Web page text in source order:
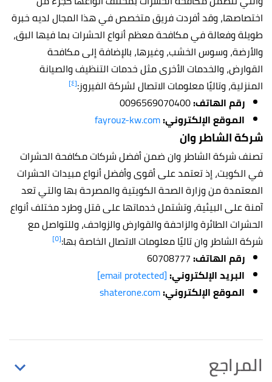
اختصاصها، وقد أفردت فريق متخصص في هذا المجال لديه خبرة
طويلة وفعالة في مكافحة معظم أنواع الحشرات بما فيها البق،
والأرضة، وسوس الخشب، وغيرها، بالإضافة إلى مكافحة
القوارض، والخدمات الأخرى مثل خدمات التنظيف والصيانة
المنزلية، وتاليًا معلومات الاتصال لشركة الفيروز:[٤]
رقم الهاتف:
الموقع الإلكتروني:fayrouz-kw.com
شركة الشاطر وان
تصنف شركة الشاطر وان ضمن أفضل شركات مكافحة الحشرات
في الكويت، إذ تعتمد على أقوى وأفضل أنواع مبيدات الحشرات
المعتمدة من وزارة الصحة الكويتية والمصرحة بها والتي تعد
آمنة على البيئية، وتشتمل خدماتها على قتل وطرد مختلف أنواع
الحشرات الطائرة والزاحفة والقوارض والزواحف، وللتواصل مع
شركة الشاطر وان تاليًا معلومات الاتصال الخاصة بها:[٥]
رقم الهاتف:
البريد الإلكتروني:[email protected]
الموقع الإلكتروني:shaterone.com
المراجع